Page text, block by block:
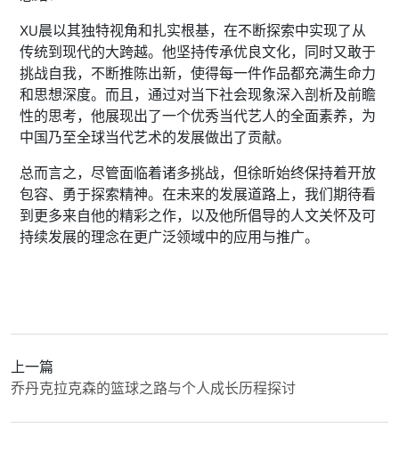
XU晨以其独特视角和扎实根基，在不断探索中实现了从
传统到现代的大跨越。他坚持传承优良文化，同时又敢于
挑战自我，不断推陈出新，使得每一件作品都充满生命力
和思想深度。而且，通过对当下社会现象深入剖析及前瞻
性的思考，他展现出了一个优秀当代艺人的全面素养，为
中国乃至全球当代艺术的发展做出了贡献。
总而言之，尽管面临着诸多挑战，但徐昕始终保持着开放
包容、勇于探索精神。在未来的发展道路上，我们期待看
到更多来自他的精彩之作，以及他所倡导的人文关怀及可
持续发展的理念在更广泛领域中的应用与推广。
上一篇
乔丹克拉克森的篮球之路与个人成长历程探讨